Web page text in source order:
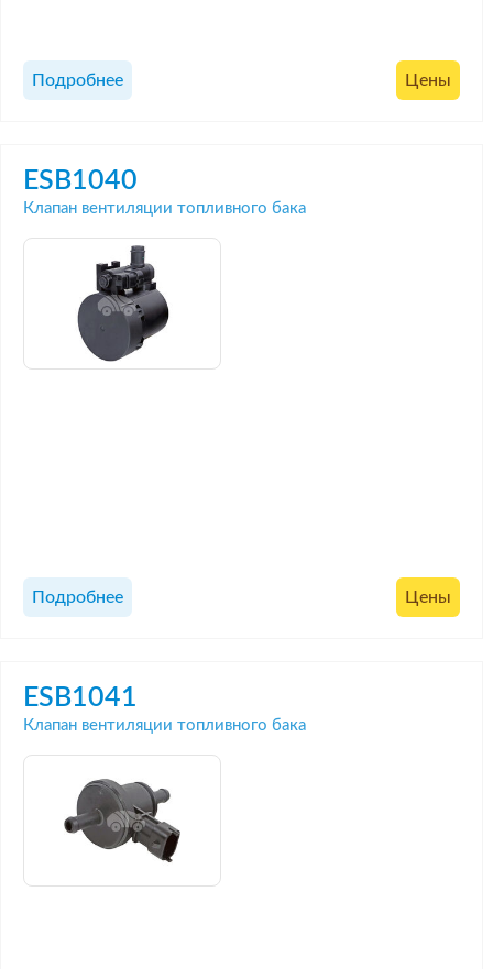
Подробнее Цены
ESB1040
Клапан вентиляции топливного бака
Подробнее Цены
ESB1041
Клапан вентиляции топливного бака